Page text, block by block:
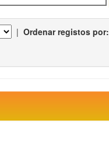
| Ordenar registos por: